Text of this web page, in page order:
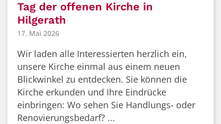
Tag der offenen Kirche in
Hilgerath
17. Mai 2026
Wir laden alle Interessierten herzlich ein,
unsere Kirche einmal aus einem neuen
Blickwinkel zu entdecken. Sie können die
Kirche erkunden und Ihre Eindrücke
einbringen: Wo sehen Sie Handlungs- oder
Renovierungsbedarf? ...